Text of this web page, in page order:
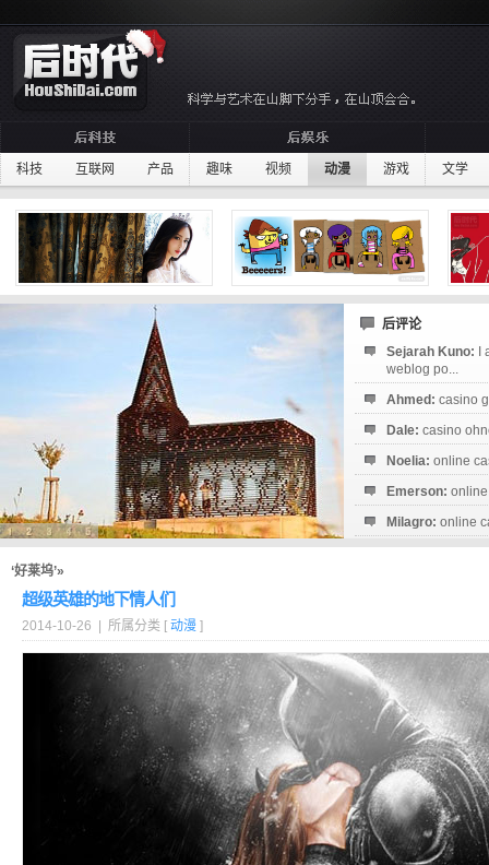
科技 互联网 产品 趣味 视频 动漫 游戏 文学
后评论
Sejarah Kuno:
weblog po...
Ahmed: casino
Dale: casino
Noelia: online
Emerson:
Milagro: online
‘好莱坞’»
超级英雄的地下情人们
2014-10-26 | 所属分类 [ 动漫 ]